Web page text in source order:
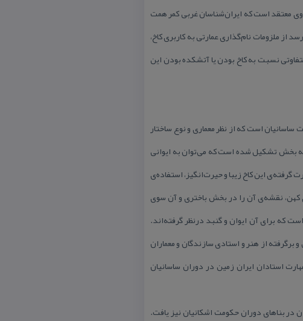
می‌شود. وی معتقد است كه ایران‌شناسان غربی كمر همت
ملزومات نام‌گذاری عمارتی به كاربری كاخ،
نسبت به كاخ بودن یا آتشكده بودن این
ساسانیان است كه از نظر معماری و نوع ساختار
سه بخش تشكیل شده است كه می‌توان به ایوانی
گرفته‌ی این كاخ زیبا و حیرت‌انگیز، استفاده‌ی
كهن، نقشه‌ی آن‌ را در بخش باختری و آن سوی
ساسانیان است كه برای آن ایوان و گنبد درنظر گرفته‌اند.
برگرفته از هنر و استادی سازندگان و معماران
استادان ایران زمین در دوران ساسانیان
بناهای دوران حكومت اشكانیان نیز یافت.